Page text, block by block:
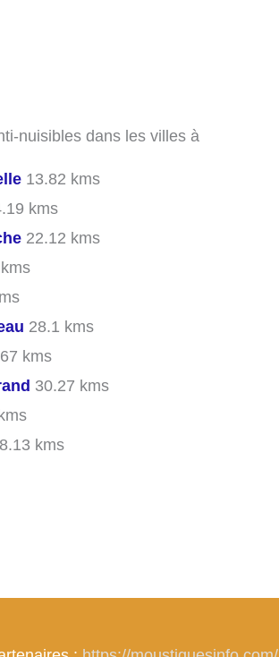
nuisibles dans les villes à
13.82 kms
kms
22.12 kms
28.1 kms
kms
30.27 kms
kms